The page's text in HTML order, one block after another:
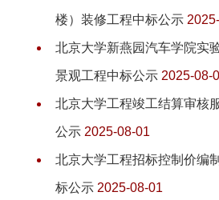
楼）装修工程中标公示
北京大学新燕园汽车学院实
景观工程中标公示 2025-08-
北京大学工程竣工结算审核
公示 2025-08-01
北京大学工程招标控制价编
标公示 2025-08-01